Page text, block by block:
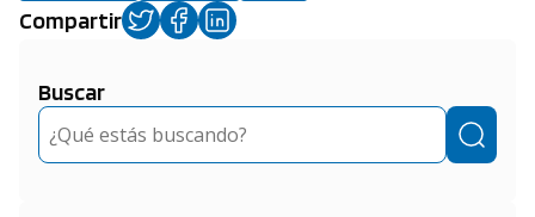
Compartir
Buscar
Buscar